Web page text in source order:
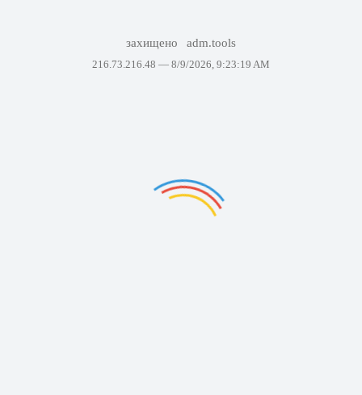
захищено adm.tools
216.73.216.48 — 8/9/2026, 9:23:19 AM